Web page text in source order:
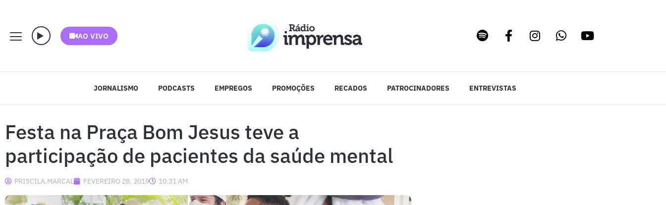
AO VIVO
JORNALISMO PODCASTS EMPREGOS PROMOÇÕES RECADOS PATROCINADORES ENTREVISTAS
Festa na Praça Bom Jesus teve a
participação de pacientes da saúde mental
PRISCILA.MARCAL FEVEREIRO 28, 2019 10:31 AM